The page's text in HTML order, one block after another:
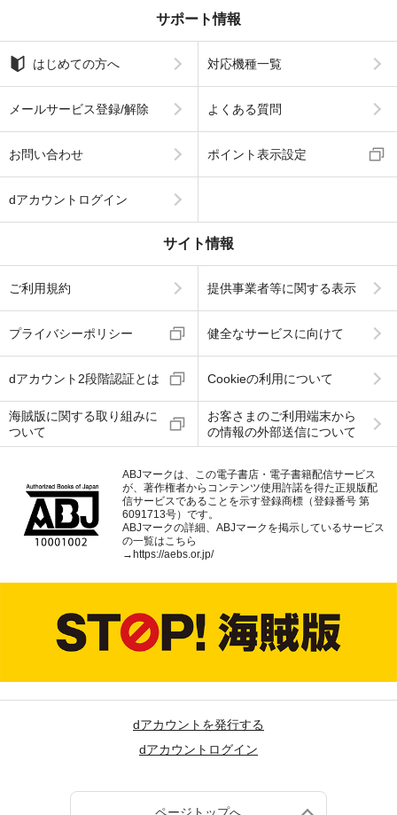
サポート情報
はじめての方へ 対応機種一覧
メールサービス登録/解除 よくある質問
お問い合わせ ポイント表示設定
dアカウントログイン
サイト情報
ご利用規約 提供事業者等に関する表示
プライバシーポリシー 健全なサービスに向けて
dアカウント2段階認証とは Cookieの利用について
海賊版に関する取り組みに
ついて
お客さまのご利用端末から
の情報の外部送信について
ABJマークは、この電子書店・電子書籍配信サービス
が、著作権者からコンテンツ使用許諾を得た正規版配
信サービスであることを示す登録商標（登録番号 第
6091713号）です。
ABJマークの詳細、ABJマークを掲示しているサービス
の一覧はこちら
→ https://aebs.or.jp/
dアカウントを発行する
dアカウントログイン